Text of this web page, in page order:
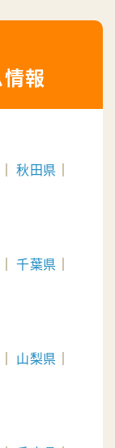
報
秋田県
千葉県
山梨県